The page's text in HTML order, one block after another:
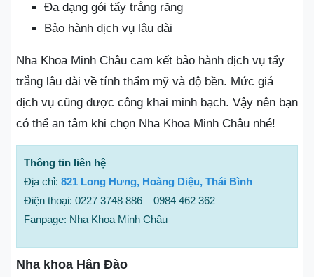
Đa dạng gói tẩy trắng răng
Bảo hành dịch vụ lâu dài
Nha Khoa Minh Châu cam kết bảo hành dịch vụ tẩy
trắng lâu dài về tính thẩm mỹ và độ bền. Mức giá
dịch vụ cũng được công khai minh bạch. Vậy nên bạn
có thể an tâm khi chọn Nha Khoa Minh Châu nhé!
Thông tin liên hệ
Địa chỉ: 821 Long Hưng, Hoàng Diệu, Thái Bình
Điện thoại: 0227 3748 886 – 0984 462 362
Fanpage: Nha Khoa Minh Châu
Nha khoa Hân Đào